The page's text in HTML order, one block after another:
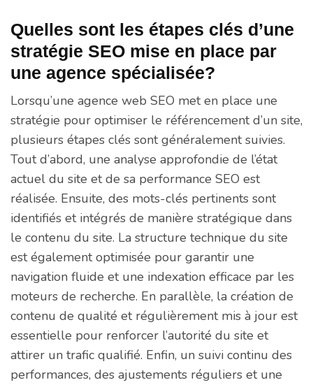
Quelles sont les étapes clés d’une
stratégie SEO mise en place par
une agence spécialisée?
Lorsqu’une agence web SEO met en place une
stratégie pour optimiser le référencement d’un site,
plusieurs étapes clés sont généralement suivies.
Tout d’abord, une analyse approfondie de l’état
actuel du site et de sa performance SEO est
réalisée. Ensuite, des mots-clés pertinents sont
identifiés et intégrés de manière stratégique dans
le contenu du site. La structure technique du site
est également optimisée pour garantir une
navigation fluide et une indexation efficace par les
moteurs de recherche. En parallèle, la création de
contenu de qualité et régulièrement mis à jour est
essentielle pour renforcer l’autorité du site et
attirer un trafic qualifié. Enfin, un suivi continu des
performances, des ajustements réguliers et une